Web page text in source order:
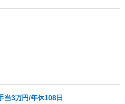
当3万円/年休108日